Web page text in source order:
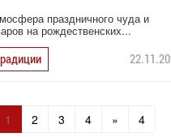
праздничного чуда и
на рождественских...
1 2 3 4 » 4